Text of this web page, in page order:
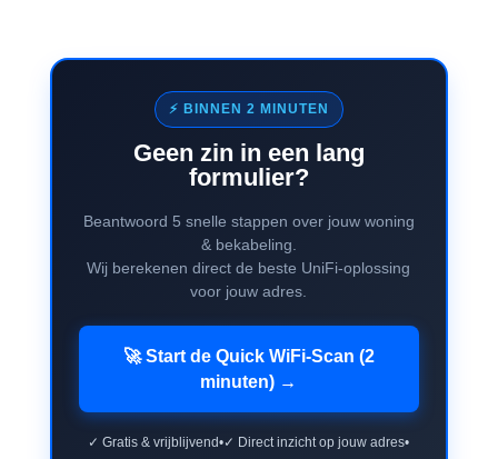
⚡ BINNEN 2 MINUTEN
Geen zin in een lang
formulier?
Beantwoord 5 snelle stappen over jouw woning
& bekabeling.
Wij berekenen direct de beste UniFi-oplossing
voor jouw adres.
🚀 Start de Quick WiFi-Scan (2
minuten) →
✓ Gratis & vrijblijvend•✓ Direct inzicht op jouw adres•